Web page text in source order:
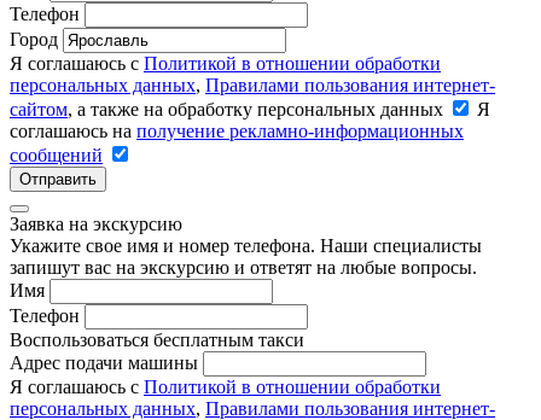
Телефон
Город
Я соглашаюсь с Политикой в отношении обработки
персональных данных, Правилами пользования интернет-
сайтом, а также на обработку персональных данных
Я
соглашаюсь на получение рекламно-информационных
сообщений
Отправить
Заявка на экскурсию
Укажите свое имя и номер телефона. Наши специалисты
запишут вас на экскурсию и ответят на любые вопросы.
Имя
Телефон
Воспользоваться бесплатным такси
Адрес подачи машины
Я соглашаюсь с Политикой в отношении обработки
персональных данных, Правилами пользования интернет-